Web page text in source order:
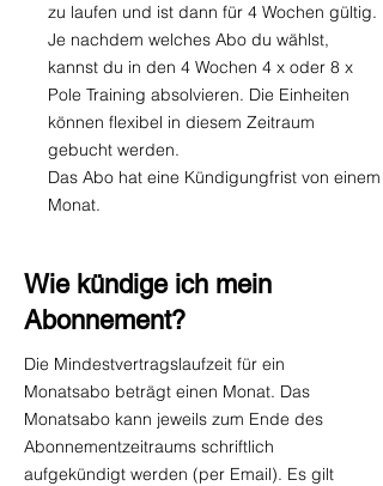
zu laufen und ist dann für 4 Wochen gültig.
Je nachdem welches Abo du wählst,
kannst du in den 4 Wochen 4 x oder 8 x
Pole Training absolvieren. Die Einheiten
können flexibel in diesem Zeitraum
gebucht werden.
Das Abo hat eine Kündigungfrist von einem
Monat.
Wie kündige ich mein
Abonnement?
Die Mindestvertragslaufzeit für ein
Monatsabo beträgt einen Monat. Das
Monatsabo kann jeweils zum Ende des
Abonnementzeitraums schriftlich
aufgekündigt werden (per Email). Es gilt